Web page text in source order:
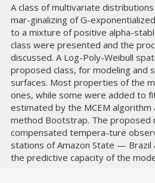
A class of multivariate
mar-ginalizing of G-
to a mixture of positive alpha-
class were presented and the
discussed. A Log-Poly-Weibull
proposed class, for modeling and
surfaces. Most properties of the
ones, while some were added to
estimated by the MCEM
method Bootstrap. The proposed
compensated tempera-ture
stations of Amazon State —
the predictive capacity of the